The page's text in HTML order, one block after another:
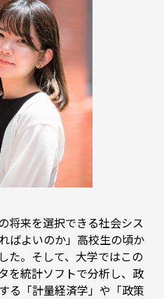
将来を選択できる社会シス
ばよいのか」高校生の頃か
た。そして、大学ではこの
を統計ソフトで分析し、政
る「計量経済学」や「政策